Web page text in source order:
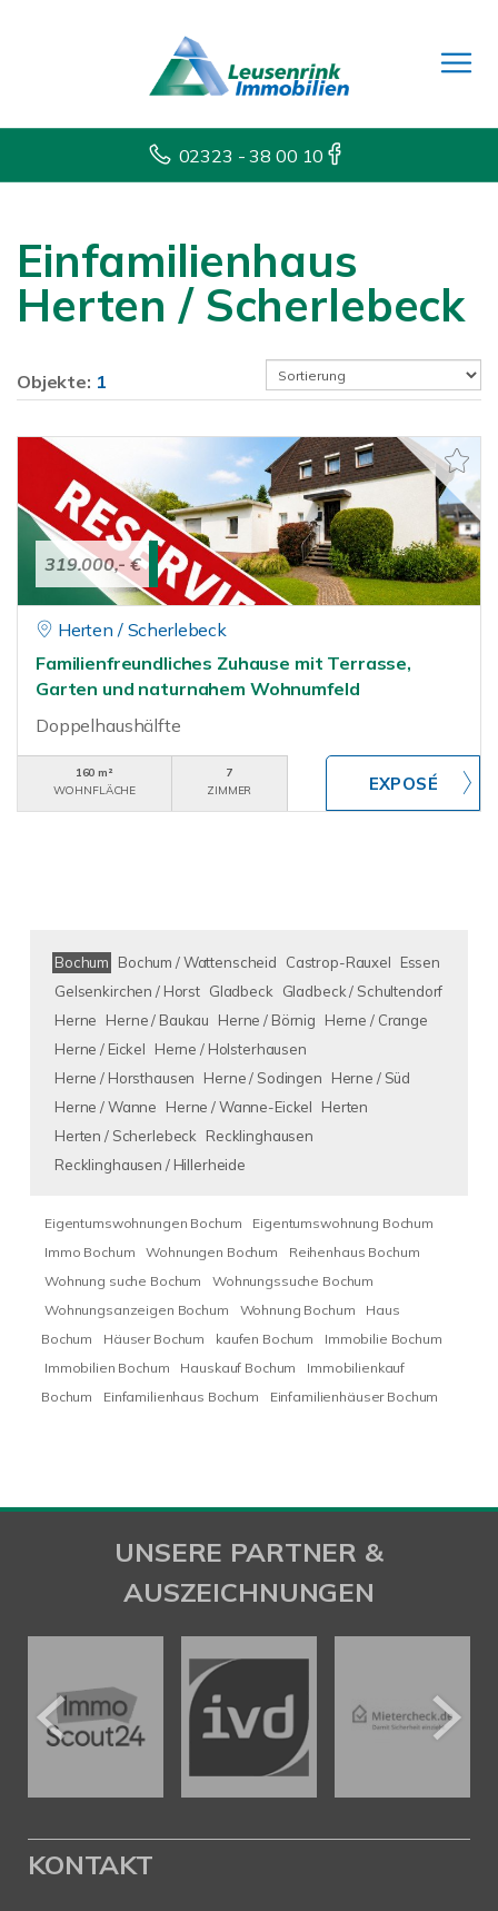
02323 - 38 00 10
Einfamilienhaus
Herten / Scherlebeck
Objekte: 1
319.000,- €
Herten / Scherlebeck
Familienfreundliches Zuhause mit Terrasse,
Garten und naturnahem Wohnumfeld
Doppelhaushälfte
160 m²
WOHNFLÄCHE
7
ZIMMER
Bochum Bochum / Wattenscheid Castrop-Rauxel
Essen
Gelsenkirchen / Horst Gladbeck
Gladbeck / Schultendorf
Herne
Herne / Baukau Herne / Börnig
Herne / Crange
Herne / Eickel
Herne / Holsterhausen
Herne / Horsthausen
Herne / Sodingen
Herne / Süd
Herne / Wanne
Herne / Wanne-Eickel
Herten
Herten / Scherlebeck
Recklinghausen
Recklinghausen / Hillerheide
Eigentumswohnungen Bochum
Eigentumswohnung Bochum
Immo Bochum
Wohnungen Bochum
Reihenhaus Bochum
Wohnung suche Bochum
Wohnungssuche Bochum
Wohnungsanzeigen Bochum
Wohnung Bochum
Haus
Bochum
Häuser Bochum kaufen Bochum
Immobilie Bochum
Immobilien Bochum
Hauskauf Bochum
Immobilienkauf
Bochum
Einfamilienhaus Bochum Einfamilienhäuser Bochum
UNSERE PARTNER &
AUSZEICHNUNGEN
KONTAKT